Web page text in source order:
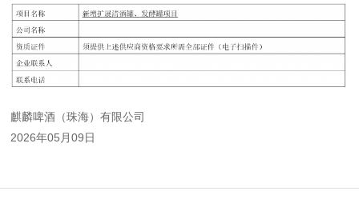
麒麟啤酒（珠海）有限公司
2026年05月09日